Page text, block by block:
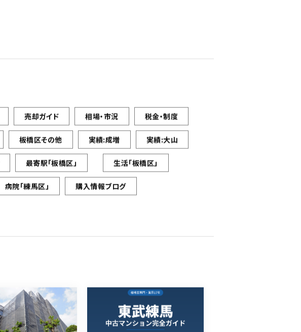
売却ガイド 相場・市況 税金・制度
板橋区その他 実績:成増 実績:大山
最寄駅「板橋区」 生活「板橋区」
病院「練馬区」 購入情報ブログ